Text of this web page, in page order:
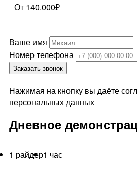
От 140.000₽
Ваше имя
Номер телефона
Заказать звонок
Нажимая на кнопку вы даёте
персональных данных
Дневное
1 райдер1 час